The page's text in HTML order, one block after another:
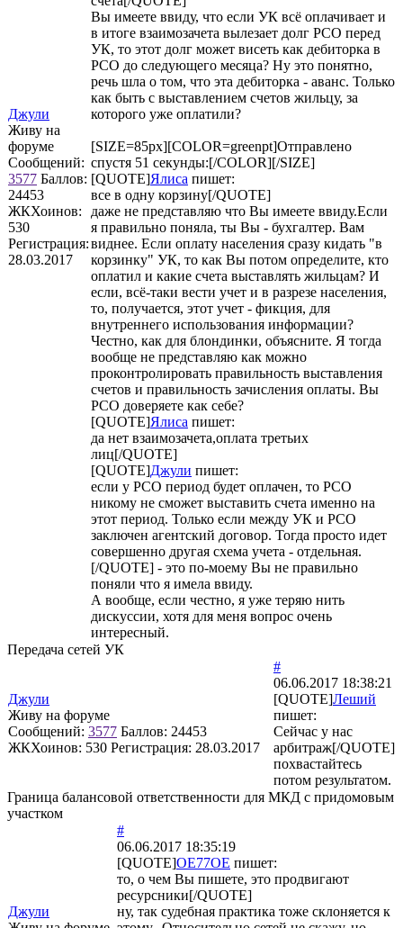
Джули
Живу на
форуме
Сообщений:
3577 Баллов:
24453
ЖКХоинов:
530
Регистрация:
28.03.2017
Вы имеете ввиду, что если УК всё оплачивает и
в итоге взаимозачета вылезает долг РСО перед
УК, то этот долг может висеть как дебиторка в
РСО до следующего месяца? Ну это понятно,
речь шла о том, что эта дебиторка - аванс. Только
как быть с выставлением счетов жильцу, за
которого уже оплатили?
[SIZE=85px][COLOR=greenpt]Отправлено
спустя 51 секунды:[/COLOR][/SIZE]
[QUOTE]Ялиса пишет:
все в одну корзину[/QUOTE]
даже не представляю что Вы имеете ввиду.Если
я правильно поняла, ты Вы - бухгалтер. Вам
виднее. Если оплату населения сразу кидать "в
корзинку" УК, то как Вы потом определите, кто
оплатил и какие счета выставлять жильцам? И
если, всё-таки вести учет и в разрезе населения,
то, получается, этот учет - фикция, для
внутреннего использования информации?
Честно, как для блондинки, объясните. Я тогда
вообще не представляю как можно
проконтролировать правильность выставления
счетов и правильность зачисления оплаты. Вы
РСО доверяете как себе?
[QUOTE]Ялиса пишет:
да нет взаимозачета,оплата третьих
лиц[/QUOTE]
[QUOTE]Джули пишет:
если у РСО период будет оплачен, то РСО
никому не сможет выставить счета именно на
этот период. Только если между УК и РСО
заключен агентский договор. Тогда просто идет
совершенно другая схема учета - отдельная.
[/QUOTE] - это по-моему Вы не правильно
поняли что я имела ввиду.
А вообще, если честно, я уже теряю нить
дискуссии, хотя для меня вопрос очень
интересный.
Передача сетей УК
Джули
Живу на форуме
Сообщений: 3577 Баллов: 24453
ЖКХоинов: 530 Регистрация: 28.03.2017
#
06.06.2017 18:38:21
[QUOTE]Леший
пишет:
Сейчас у нас
арбитраж[/QUOTE]
похвастайтесь
потом результатом.
Граница балансовой ответственности для МКД с придомовым
участком
Джули
#
06.06.2017 18:35:19
[QUOTE]OE77OE пишет:
то, о чем Вы пишете, это продвигают
ресурсники[/QUOTE]
ну, так судебная практика тоже склоняется к